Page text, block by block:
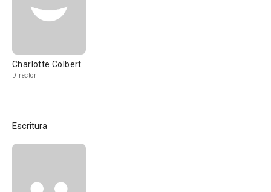
Charlotte Colbert
Director
Escritura